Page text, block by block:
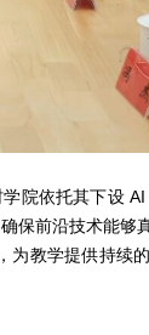
院依托其下设
保前沿技术能够
为教学提供持续